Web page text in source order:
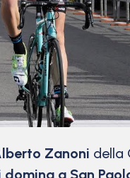
Zanoni della